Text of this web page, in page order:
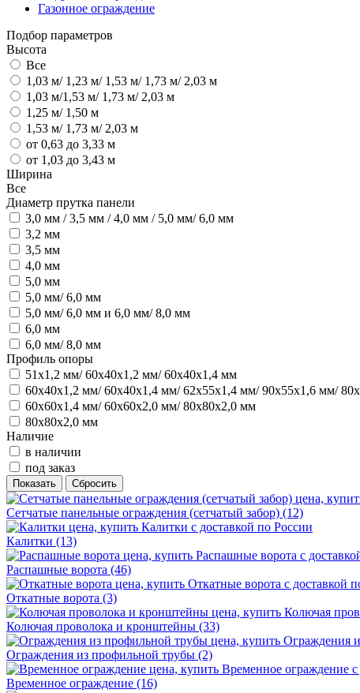
Газонное ограждение
Подбор параметров
Высота
Все
1,03 м/ 1,23 м/ 1,53 м/ 1,73 м/ 2,03 м
1,03 м/1,53 м/ 1,73 м/ 2,03 м
1,25 м/ 1,50 м
1,53 м/ 1,73 м/ 2,03 м
от 0,63 до 3,33 м
от 1,03 до 3,43 м
Ширина
Все
Диаметр прутка панели
3,0 мм / 3,5 мм / 4,0 мм / 5,0 мм/ 6,0 мм
3,2 мм
3,5 мм
4,0 мм
5,0 мм
5,0 мм/ 6,0 мм
5,0 мм/ 6,0 мм и 6,0 мм/ 8,0 мм
6,0 мм
6,0 мм/ 8,0 мм
Профиль опоры
51х1,2 мм/ 60х40х1,2 мм/ 60х40х1,4 мм
60х40х1,2 мм/ 60х40х1,4 мм/ 62х55х1,4 мм/ 90х55х1,6 мм/
60х60х1,4 мм/ 60х60х2,0 мм/ 80х80х2,0 мм
80х80х2,0 мм
Наличие
в наличии
под заказ
Сетчатые панельные ограждения (сетчатый забор) (12)
Калитки (13)
Распашные ворота (46)
Откатные ворота (3)
Колючая проволока и кронштейны (33)
Ограждения из профильной трубы (2)
Временное ограждение (16)